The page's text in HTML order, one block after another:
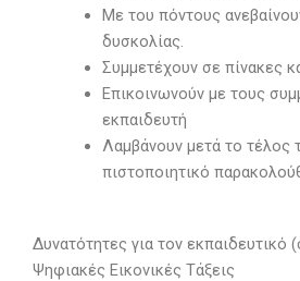
Με του πόντους
δυσκολίας.
Συμμετέχουν σε πίνακες
Επικοινωνούν με τους
εκπαιδευτή
Λαμβάνουν μετά το τέλος
πιστοποιητικό
Δυνατότητες για τον εκπαιδευτικό
Ψηφιακές Εικονικές Τάξεις